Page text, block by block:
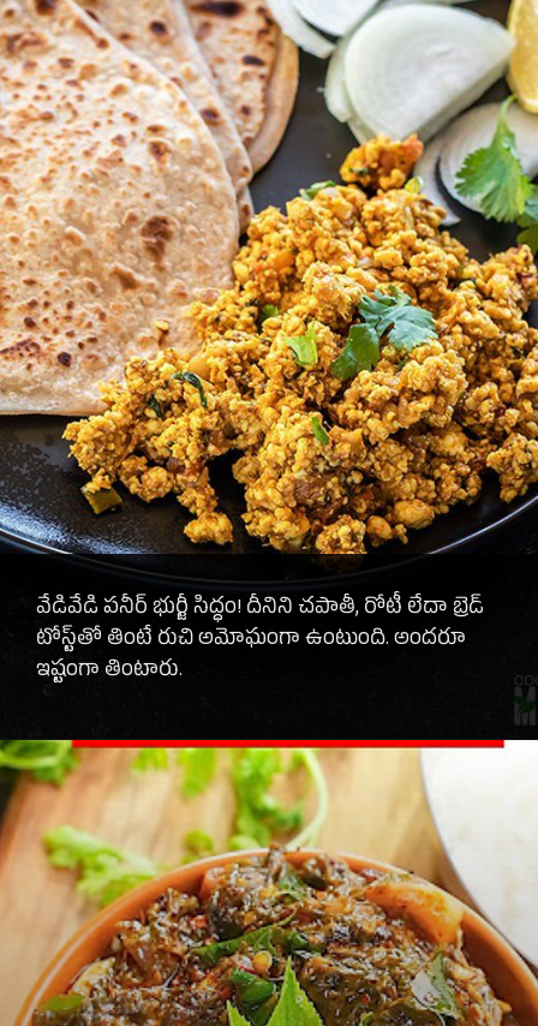
వేడివేడి పనీర్ భుర్జీ సిద్ధం! దీనిని చపాతీ, రోటీ లేదా బ్రెడ్
టోస్ట్‌తో తింటే రుచి అమోఘంగా ఉంటుంది. అందరూ
ఇష్టంగా తింటారు.